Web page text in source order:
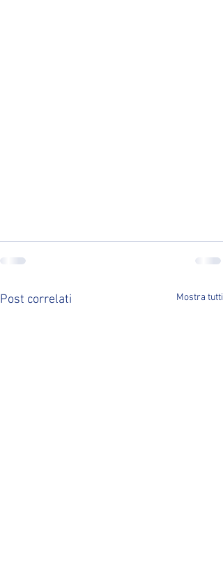
Post correlati Mostra tutti